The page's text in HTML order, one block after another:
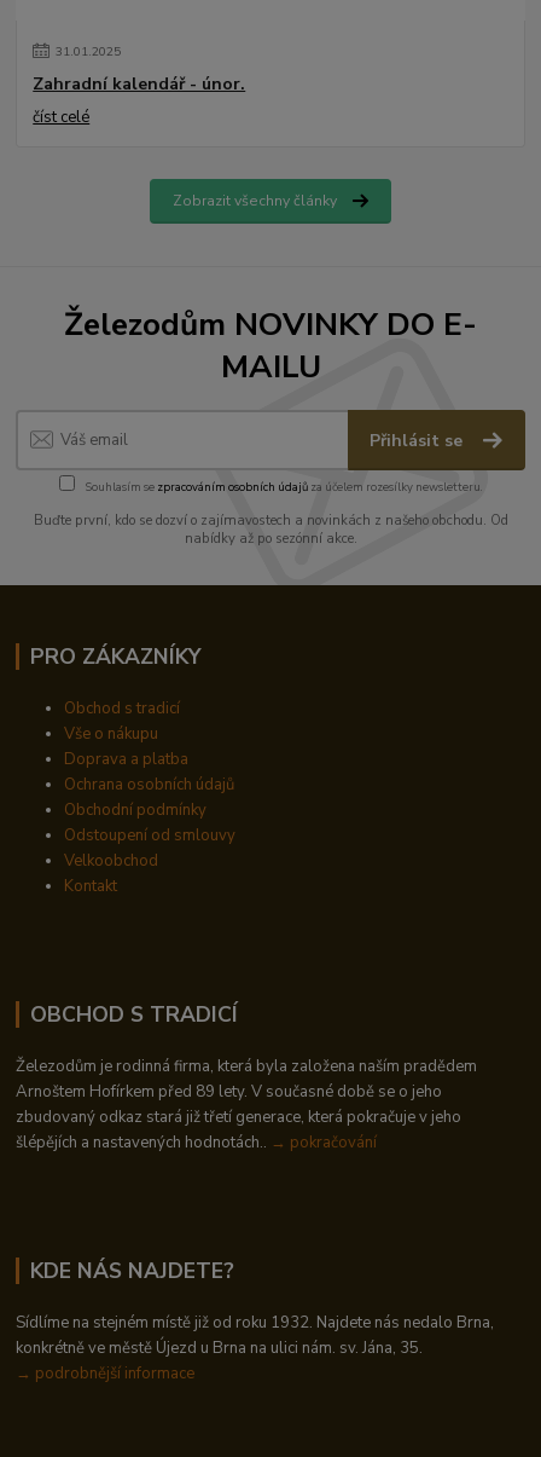
31.01.2025
Zahradní kalendář - únor.
číst celé
Zobrazit všechny články
Železodům NOVINKY DO E-
MAILU
Přihlásit se
Souhlasím se zpracováním osobních údajůza účelem rozesílky newsletteru.
Buďte první, kdo se dozví o zajímavostech a novinkách z našeho obchodu. Od
nabídky až po sezónní akce.
PRO ZÁKAZNÍKY
Obchod s tradicí
Vše o nákupu
Doprava a platba
Ochrana osobních údajů
Obchodní podmínky
Odstoupení od smlouvy
Velkoobchod
Kontakt
OBCHOD S TRADICÍ
Železodům je rodinná firma, která byla založena naším pradědem
Arnoštem Hofírkem před 89 lety. V současné době se o jeho
zbudovaný odkaz stará již třetí generace, která pokračuje v jeho
šlépějích a nastavených hodnotách.. → pokračování
KDE NÁS NAJDETE?
Sídlíme na stejném místě již od roku 1932. Najdete nás nedalo Brna,
konkrétně ve městě Újezd u Brna na ulici nám. sv. Jána, 35.
→ podrobnější informace